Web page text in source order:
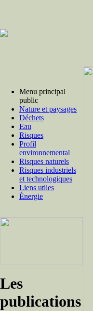
Menu principal
public
Nature et paysages
Déchets
Eau
Risques
Profil
environnemental
Risques naturels
Risques industriels
et technologiques
Liens utiles
Énergie
Les
publications